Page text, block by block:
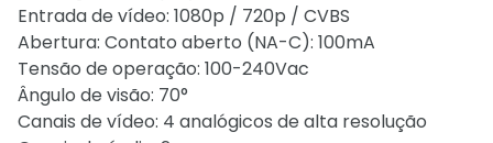
Entrada de vídeo: 1080p / 720p / CVBS
Abertura: Contato aberto (NA-C): 100mA
Tensão de operação: 100-240Vac
Ângulo de visão: 70°
Canais de vídeo: 4 analógicos de alta resolução